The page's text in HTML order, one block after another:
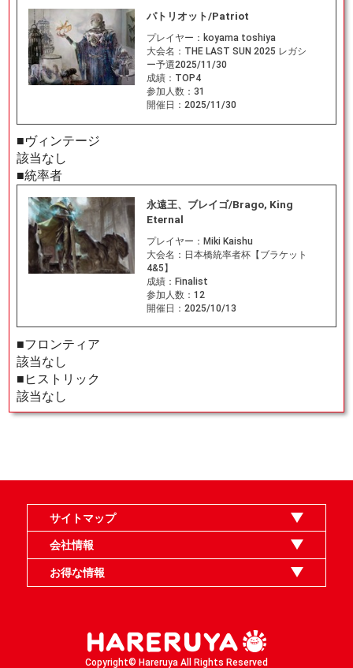
パトリオット/Patriot
プレイヤー： koyama toshiya
大会名： THE LAST SUN 2025 レガシ
ー予選2025/11/30
成績： TOP4
参加人数： 31
開催日： 2025/11/30
■ヴィンテージ
該当なし
■統率者
永遠王、ブレイゴ/Brago, King
Eternal
プレイヤー： Miki Kaishu
大会名： 日本橋統率者杯【ブラケット
4&5】
成績： Finalist
参加人数： 12
開催日： 2025/10/13
■フロンティア
該当なし
■ヒストリック
該当なし
サイトマップ
オンラインショップ
買取
記事
選手一覧
デッキ検索
デッキ構築
イベント・大会
店舗のご案内
お問い合わせ
ヘルプ
FAQ
会社情報
利用規約
スタッフ募集
特定商取引法表示
個人情報保護指針
企業情報
お得な情報
Copyright© Hareruya All Rights Reserved